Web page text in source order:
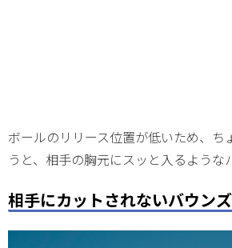
ボールのリリース位置が低いため、ち
うと、相手の胸元にスッと入るような
相手にカットされないバウン